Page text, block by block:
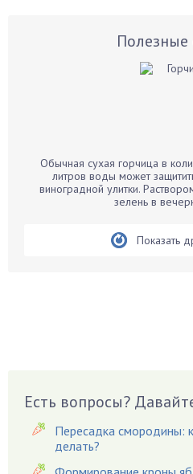
Бархатцы
Бегония
Вешенки
Виноград
Вредители
Полезные
Обычная сухая горчица в
литров воды может
виноградной улитки.
зелень в
Показать
Есть вопросы?
Пересадка смородины:
делать?